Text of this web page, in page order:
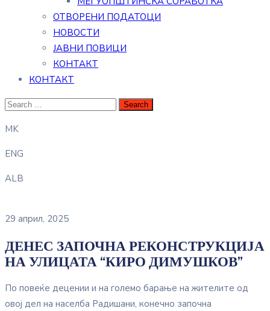
ОТВОРЕНИ ПОДАТОЦИ
НОВОСТИ
ЈАВНИ ПОВИЦИ
КОНТАКТ
КОНТАКТ
MK
ENG
ALB
29 април, 2025
ДЕНЕС ЗАПОЧНА РЕКОНСТРУКЦИЈА
НА УЛИЦАТА “КИРО ДИМУШКОВ”
По повеќе децении и на големо барање на жителите од
овој дел на населба Радишани, конечно започна